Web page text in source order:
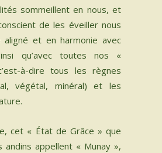
sommeillent en nous, et
de les éveiller nous
aligné et en harmonie avec
qu’avec toutes nos «
à-dire tous les règnes
végétal, minéral) et les
cet « État de Grâce » que
andins appellent « Munay »,